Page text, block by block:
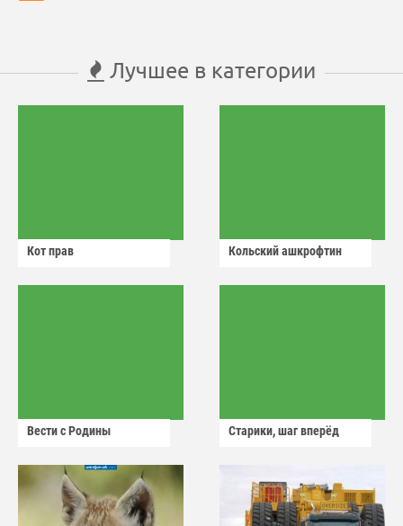
Лучшее в категории
Кот прав Кольский ашкрофтин
Вести с Родины Старики, шаг вперёд